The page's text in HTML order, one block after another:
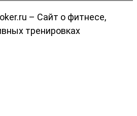
– Сайт о фитнесе,
тренировках